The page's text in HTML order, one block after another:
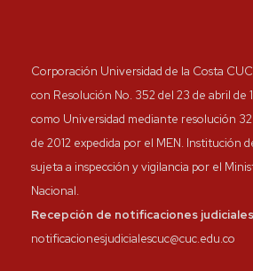
Corporación Universidad de la Costa
con Resolución No. 352 del 23 de abril de
como Universidad mediante resolución
de 2012 expedida por el MEN. Institución
sujeta a inspección y vigilancia por el
Nacional.
Recepción de notificaciones judiciales
notificacionesjudicialescuc@cuc.edu.co